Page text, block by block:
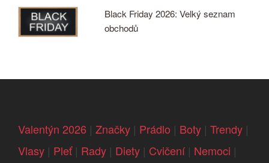
Black Friday 2026: Velký seznam
obchodů
Valentýn 2026 | Značky | Prádlo | Boty | Trendy |
Vlasy | Pleť| Rady | Diety | Cvičení| Nemoci |